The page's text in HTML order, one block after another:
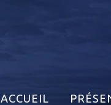
ACCUEIL